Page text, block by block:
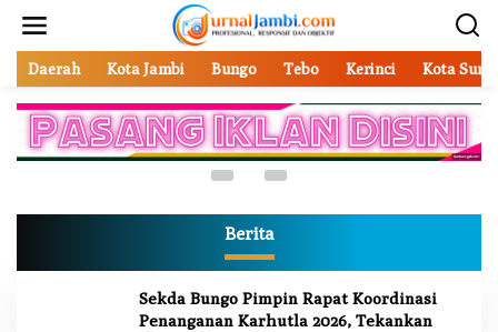
Daerah Kota Jambi Bungo Tebo Kerinci Kota
Advetorial ,Bungo,Daerah,Nasional
Pemerintahan
Bupati dan Wakil Bupati Bungo Menghadiri
Pelantikan dan Pengukuhan Pengurus LAM Jambi
Kabupaten Bungo
3 Agustus 2026
Berita
Sekda Bungo Pimpin Rapat Koordinasi
Penanganan Karhutla 2026, Tekankan